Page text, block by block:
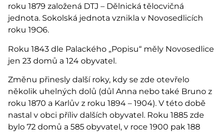
roku 1879 založená DTJ – Dělnická tělocvičná
jednota. Sokolská jednota vznikla v Novosedlicích
roku 19O6.
Roku 1843 dle Palackého „Popisu“ měly Novosedlice
jen 23 domů a 124 obyvatel.
Změnu přinesly další roky, kdy se zde otevřelo
několik uhelných dolů (důl Anna nebo také Bruno z
roku 1870 a Karlův z roku 1894 – 1904). V této době
nastal v obci příliv dalších obyvatel. Roku 1885 zde
bylo 72 domů a 585 obyvatel, v roce 1900 pak 188